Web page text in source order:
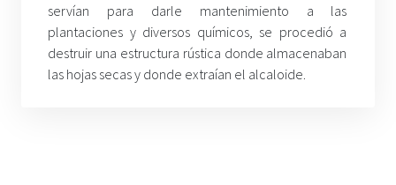
servían para darle mantenimiento a las
plantaciones y diversos químicos, se procedió a
destruir una estructura rústica donde almacenaban
las hojas secas y donde extraían el alcaloide.